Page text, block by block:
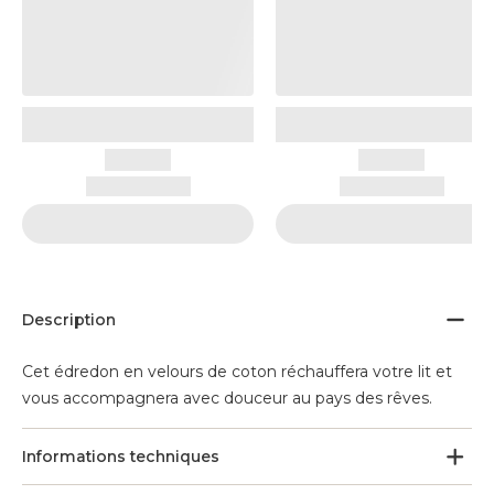
Description
Cet édredon en velours de coton réchauffera votre lit et
vous accompagnera avec douceur au pays des rêves.
Informations techniques